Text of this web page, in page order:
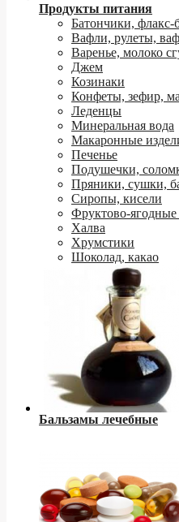
Продукты питания
Батончики,
Вафли, рулеты,
Варенье, молоко
Джем
Козинаки
Конфеты, зефир,
Леденцы
Минеральная вода
Макаронные
Печенье
Подушечки,
Пряники, сушки,
Сиропы, кисели
Фруктово-ягодные
Халва
Хрумстики
Шоколад, какао
Бальзамы лечебные